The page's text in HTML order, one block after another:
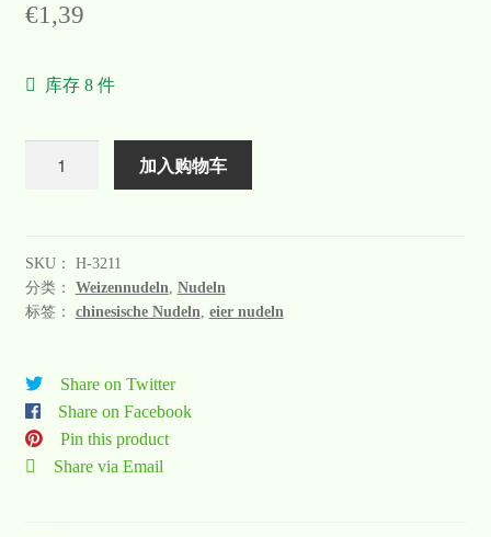
关于
€1,39
库存 8 件
加入购物车
SKU： H-3211
分类： Weizennudeln Nudeln
标签： chinesische Nudeln eier nudeln
Share on Twitter
Share on Facebook
Pin this product
Share via Email